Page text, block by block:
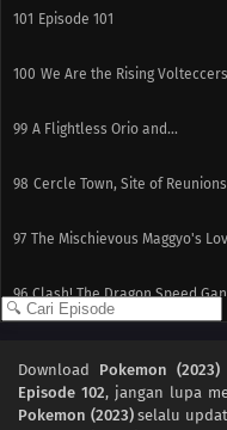
101 Episode 101
100 We Are the Rising
99 A Flightless Orio and...
98 Cercle Town, Site of
97 The Mischievous Maggyo's
96 Clash! The Dragon Speed
94 The Pokémon Center Lady
Download Pokemon
Episode 102, jangan lupa
Pokemon (2023)selalu